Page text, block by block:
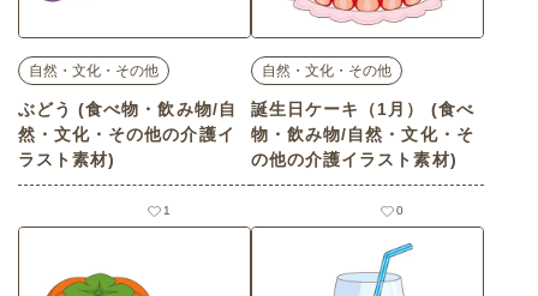
自然・文化・その他
ぶどう (食べ物・飲み物/自
然・文化・その他の介護イ
ラスト素材)
1
自然・文化・その他
誕生日ケーキ（1月） (食べ
物・飲み物/自然・文化・そ
の他の介護イラスト素材)
0